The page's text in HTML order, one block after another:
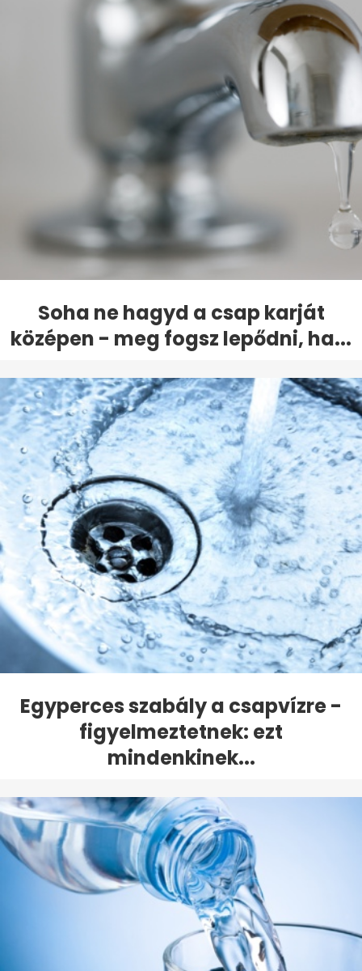
Soha ne hagyd a csap karját
középen - meg fogsz lepődni, ha...
Egyperces szabály a csapvízre -
figyelmeztetnek: ezt
mindenkinek...